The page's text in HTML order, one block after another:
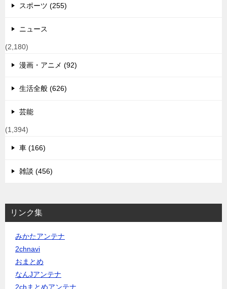
スポーツ (255)
ニュース
(2,180)
漫画・アニメ (92)
生活全般 (626)
芸能
(1,394)
車 (166)
雑談 (456)
リンク集
みかたアンテナ
2chnavi
おまとめ
なんJアンテナ
2chまとめアンテナ